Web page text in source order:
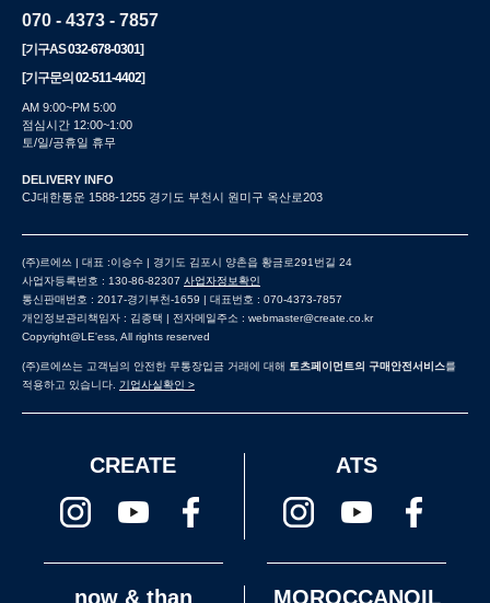
070 - 4373 - 7857
[기구AS032-678-0301]
[기구문의02-511-4402]
AM 9:00~PM 5:00
점심시간 12:00~1:00
토/일/공휴일 휴무
DELIVERY INFO
CJ대한통운 1588-1255 경기도 부천시 원미구 옥산로203
(주)르에쓰 | 대표 :이승수 | 경기도 김포시 양촌읍 황금로291번길 24
사업자등록번호 : 130-86-82307 사업자정보확인
통신판매번호 : 2017-경기부천-1659 | 대표번호 : 070-4373-7857
개인정보관리책임자 : 김종택 | 전자메일주소 : webmaster@create.co.kr
Copyright@LE'ess, All rights reserved
(주)르에쓰는 고객님의 안전한 무통장입금 거래에 대해 토츠페이먼트의 구매안전서비스를
적용하고 있습니다. 기업사실확인 >
CREATE ATS
now & than MOROCCANOIL